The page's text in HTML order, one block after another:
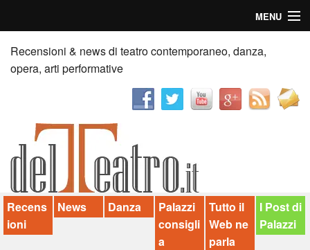
MENU
Home
Recensioni
News
Palazzi consiglia
Video
Chi siamo
Recensioni & news di teatro contemporaneo, danza,
opera, arti performative
Recens
ioni
News Danza
Palazzi
consigli
a
Tutto il
Web ne
parla
I Post di
Palazzi